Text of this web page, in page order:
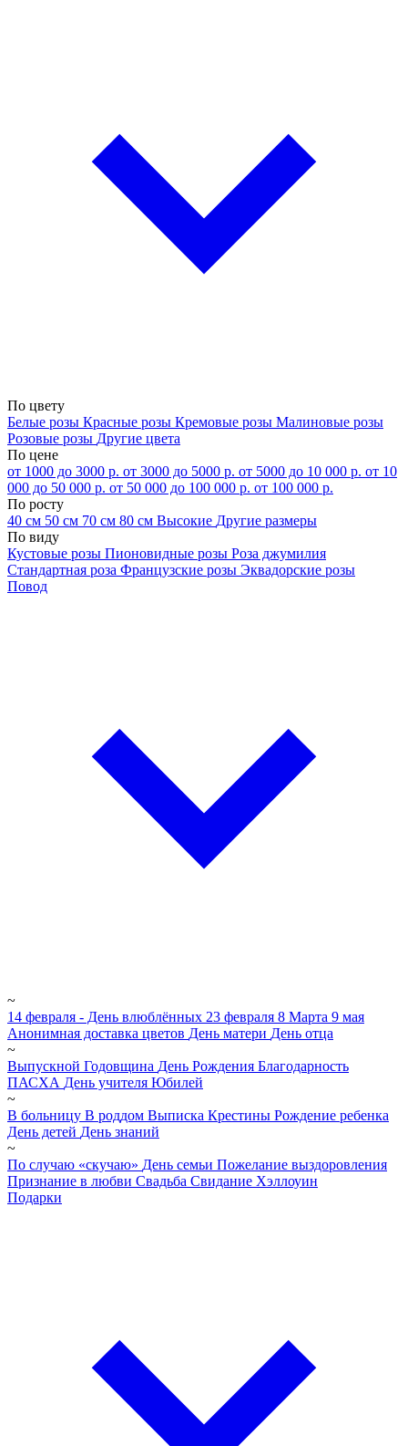
По цвету
Белые розы Красные розы Кремовые розы Малиновые розы
Розовые розы Другие цвета
По цене
от 1000 до 3000 р. от 3000 до 5000 р. от 5000 до 10 000 р. от 10
000 до 50 000 р. от 50 000 до 100 000 р. от 100 000 р.
По росту
40 см 50 см 70 см 80 см Высокие Другие размеры
По виду
Кустовые розы Пионовидные розы Роза джумилия
Стандартная роза Французские розы Эквадорские розы
Повод
~
14 февраля - День влюблённых 23 февраля 8 Марта 9 мая
Анонимная доставка цветов День матери День отца
~
Выпускной Годовщина День Рождения Благодарность
ПАСХА День учителя Юбилей
~
В больницу В роддом Выписка Крестины Рождение ребенка
День детей День знаний
~
По случаю «скучаю» День семьи Пожелание выздоровления
Признание в любви Свадьба Свидание Хэллоуин
Подарки